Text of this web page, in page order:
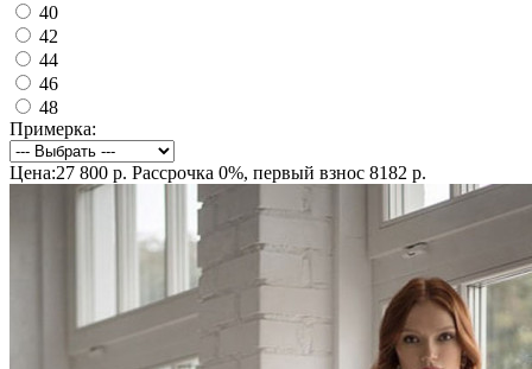
40
42
44
46
48
Примерка:
Цена:27 800 р. Рассрочка 0%, первый взнос 8182 р.